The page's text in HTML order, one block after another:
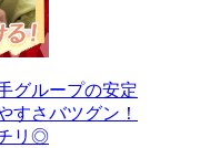
グループの安定
すさバツグン！
リ◎